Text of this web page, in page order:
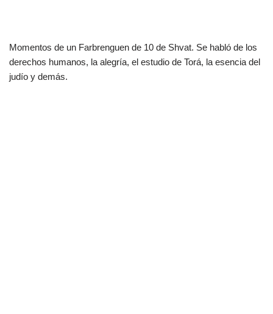
Momentos de un Farbrenguen de 10 de Shvat. Se habló de los
derechos humanos, la alegría, el estudio de Torá, la esencia del
judío y demás.